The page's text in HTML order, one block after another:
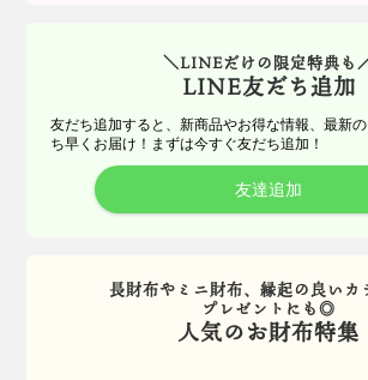
＼LINEだけの限定特典も
LINE友だち追加
友だち追加すると、新商品やお得な情報、最新
ち早くお届け！まずは今すぐ友だち追加！
友達追加
長財布やミニ財布、縁起の良いカ
プレゼントにも◎
人気のお財布特集